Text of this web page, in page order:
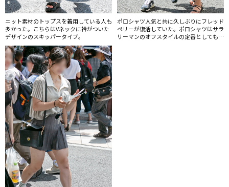
ニット素材のトップスを着用している人も
多かった。こちらはVネックに衿がついた
デザインのスキッパータイプ。
ポロシャツ人気と共に久しぶりにフレッド
ペリーが復活していた。ポロシャツはサラ
リーマンのオフスタイルの定番としても着